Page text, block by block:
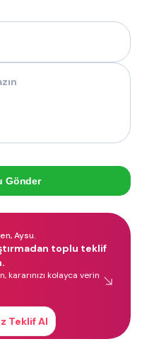
Gönder
Aysu.
toplu teklif
kararınızı kolayca verin
Teklif Al